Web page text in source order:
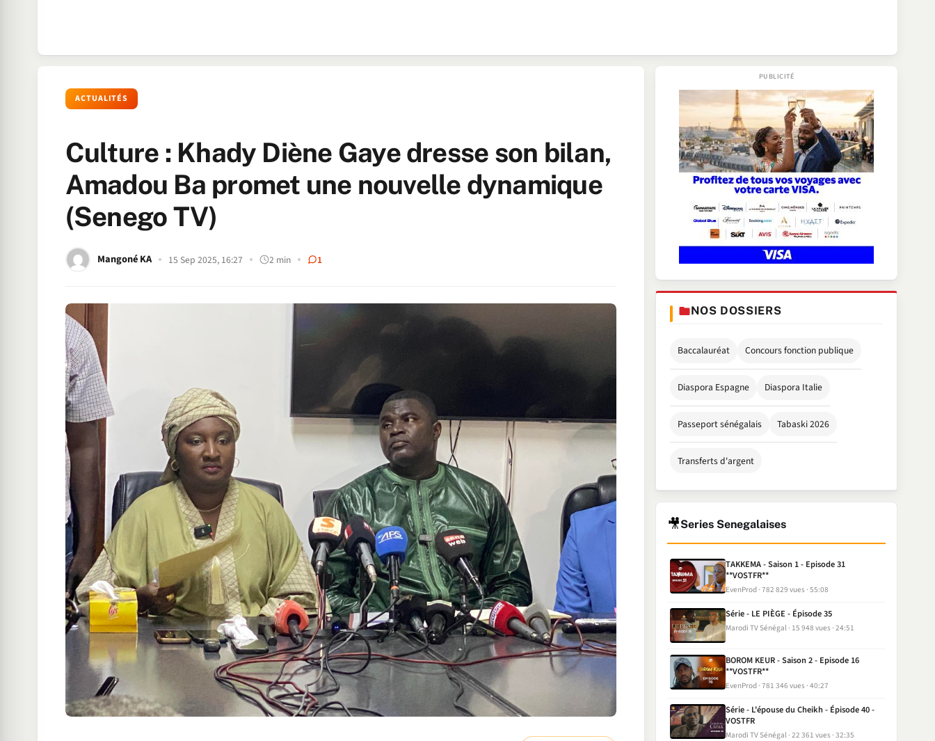
ACTUALITÉS
Culture : Khady Diène Gaye dresse son bilan,
Amadou Ba promet une nouvelle dynamique
(Senego TV)
Mangoné KA 15 Sep 2025, 16:27 2 min 1
NOS DOSSIERS
Baccalauréat Concours fonction publique
Diaspora Espagne Diaspora Italie
Passeport sénégalais Tabaski 2026
Transferts d'argent
🎥Series Senegalaises
TAKKEMA - Saison 1 - Episode 31
**VOSTFR**
EvenProd 782 829 vues 55:08
Série - LE PIÈGE - Épisode 35
Marodi TV Sénégal 15 948 vues 24:51
BOROM KEUR - Saison 2 - Episode 16
**VOSTFR**
EvenProd 781 346 vues 40:27
Série - L'épouse du Cheikh - Épisode 40 -
VOSTFR
Marodi TV Sénégal 22 361 vues 32:35